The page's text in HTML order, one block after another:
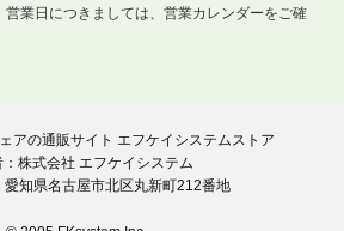
営業日につきましては、営業カレンダーをご確
アの通販サイト エフケイシステムストア
：株式会社 エフケイシステム
知県名古屋市北区丸新町212番地